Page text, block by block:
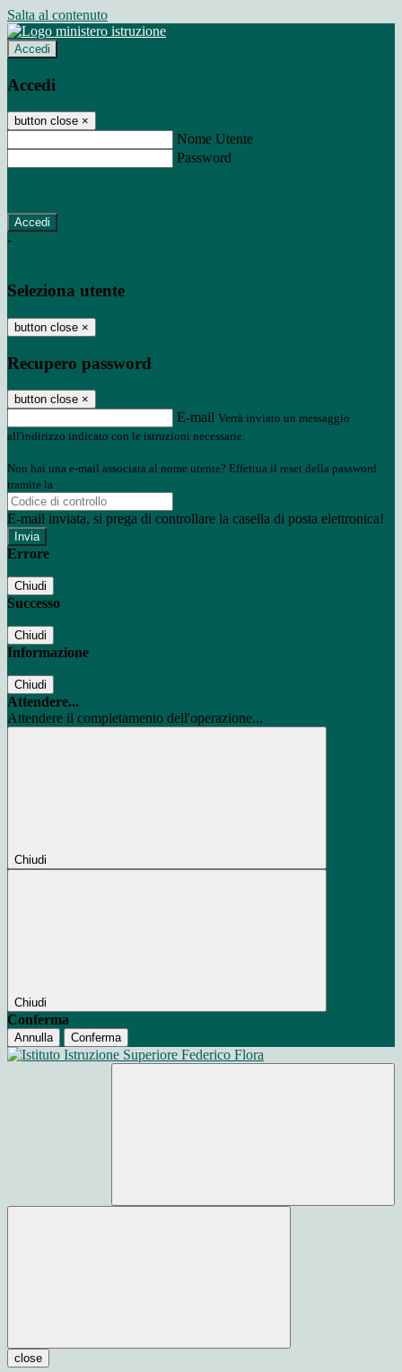
Salta al contenuto
Accedi
Accedi
button close ×
Nome Utente
Password
-
Seleziona utente
button close ×
Recupero password
button close ×
E-mail Verrà inviato un messaggio
all'indirizzo indicato con le istruzioni necessarie.
Non hai una e-mail associata al nome utente? Effettua il reset della password
tramite la
E-mail inviata, si prega di controllare la casella di posta elettronica!
Errore
Chiudi
Successo
Chiudi
Informazione
Chiudi
Attendere...
Attendere il completamento dell'operazione...
Chiudi
Chiudi
Conferma
Annulla Conferma
close